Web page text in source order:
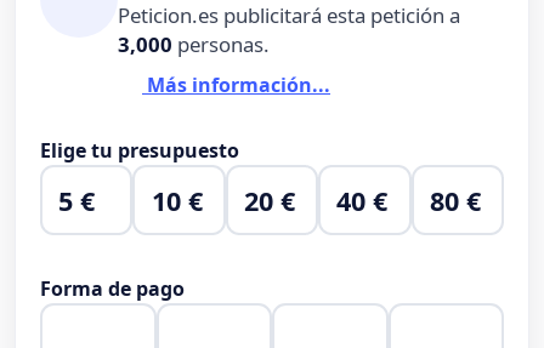
Peticion.es publicitará esta petición a
3,000 personas.
Más información...
Elige tu presupuesto
5 € 10 € 20 € 40 € 80 €
Forma de pago